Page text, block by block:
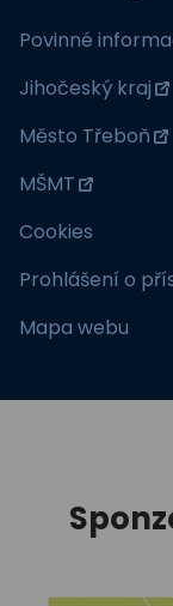
Povinné
Jihočeský kraj
Město Třeboň
MŠMT
Cookies
Prohlášení o
Mapa webu